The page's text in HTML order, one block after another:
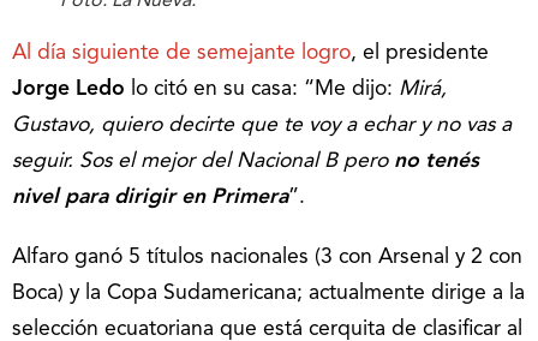
Al día siguiente de semejante logro, el presidente
Jorge Ledo lo citó en su casa: “Me dijo: Mirá,
Gustavo, quiero decirte que te voy a echar y no vas a
seguir. Sos el mejor del Nacional B pero no tenés
nivel para dirigir en Primera”.
Alfaro ganó 5 títulos nacionales (3 con Arsenal y 2 con
Boca) y la Copa Sudamericana; actualmente dirige a la
selección ecuatoriana que está cerquita de clasificar al